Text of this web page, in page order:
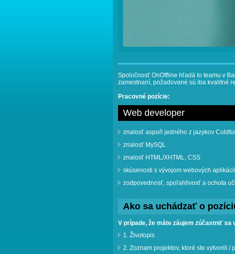
Spoločnosť OnOffline hľadá to teamu v
zamestnaní, požadované sú iba kvalitné
Pracovné pozície:
Web developer
znalosť aspoň jedného z jazykov
znalosť MySQL
znalosť HTML/XHTML, CSS
skúsenosti s vývojom webových aplikácií
zodpovednosť, spoľahlivosť a ochota
Ako sa uchádzať o
V prípade, že máte záujem zúčastniť sa
1. Životopis
2. Zoznam projektov, ktoré ste vytvorili /